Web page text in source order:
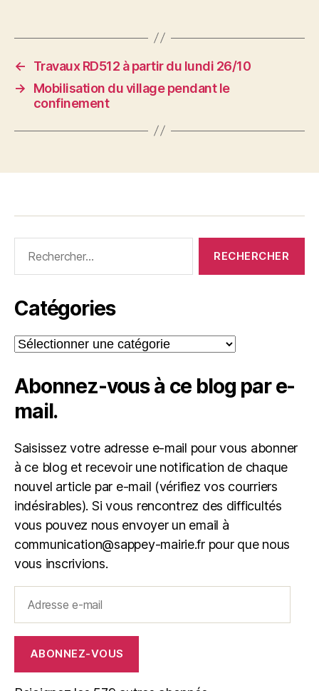
←
Travaux RD512 à partir du lundi 26/10
→
Mobilisation du village pendant le
confinement
Catégories
Catégories
Abonnez-vous à ce blog par e-
mail.
Saisissez votre adresse e-mail pour vous abonner
à ce blog et recevoir une notification de chaque
nouvel article par e-mail (vérifiez vos courriers
indésirables). Si vous rencontrez des difficultés
vous pouvez nous envoyer un email à
communication@sappey-mairie.fr pour que nous
vous inscrivions.
mail
ABONNEZ-VOUS